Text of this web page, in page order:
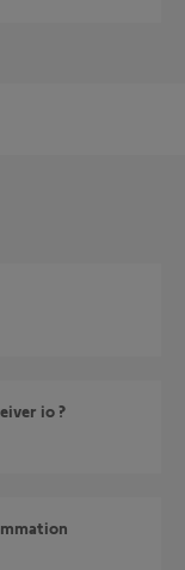
io ?